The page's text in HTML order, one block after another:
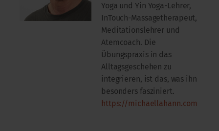
Yoga und Yin Yoga-Lehrer,
InTouch-Massagetherapeut,
Meditationslehrer und
Atemcoach. Die
Übungspraxis in das
Alltagsgeschehen zu
integrieren, ist das, was ihn
besonders fasziniert.
https://michaellahann.com